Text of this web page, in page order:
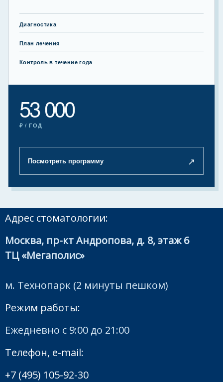
Диагностика
План лечения
Контроль в течение года
53 000
₽ / ГОД
Посмотреть программу ↗
Адрес стоматологии:
Москва, пр-кт Андропова, д. 8, этаж 6
ТЦ «Мегаполис»
м. Технопарк (2 минуты пешком)
Режим работы:
Ежедневно с 9:00 до 21:00
Телефон, e-mail:
+7 (495) 105-92-30